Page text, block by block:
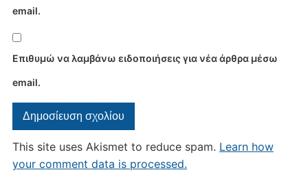
email.
Επιθυμώ να λαμβάνω ειδοποιήσεις για νέα άρθρα μέσω
email.
This site uses Akismet to reduce spam. Learn how
your comment data is processed.